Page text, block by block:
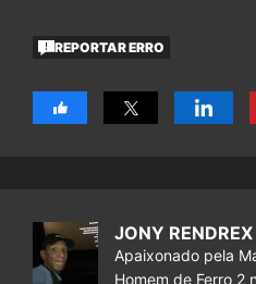
REPORTAR ERRO
JONY RENDREX
Apaixonado pela
Homem de Ferro 2